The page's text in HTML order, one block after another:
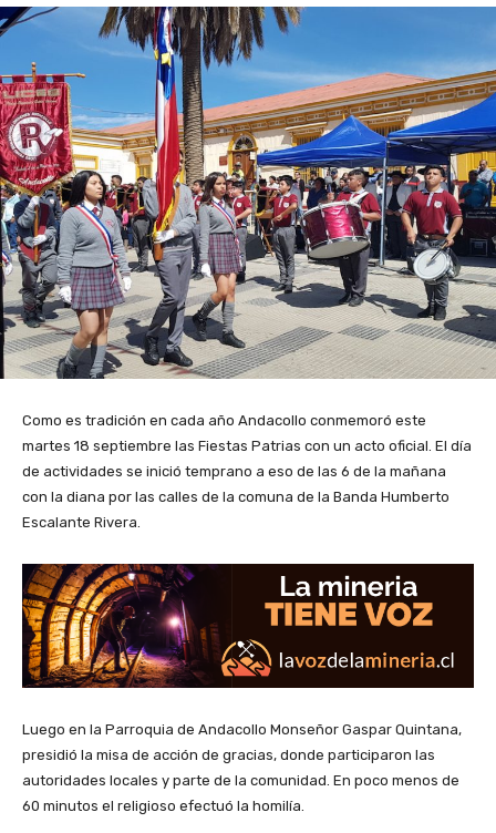
Como es tradición en cada año Andacollo conmemoró este
martes 18 septiembre las Fiestas Patrias con un acto oficial. El día
de actividades se inició temprano a eso de las 6 de la mañana
con la diana por las calles de la comuna de la Banda Humberto
Escalante Rivera.
Luego en la Parroquia de Andacollo Monseñor Gaspar Quintana,
presidió la misa de acción de gracias, donde participaron las
autoridades locales y parte de la comunidad. En poco menos de
60 minutos el religioso efectuó la homilía.